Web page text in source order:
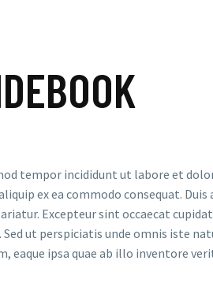
tempor incididunt ut labore et
ex ea commodo consequat.
Excepteur sint occaecat
ut perspiciatis unde omnis iste
ipsa quae ab illo inventore